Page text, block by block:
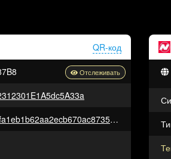
QR-код
0x2376a868f06761c8c0f5707fa1eb1b62aa2ecb670ac873571c611573df997a8d